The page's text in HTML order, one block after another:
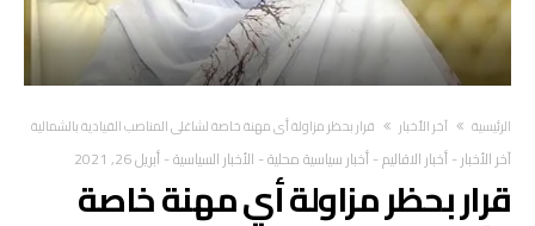
‫الرئيسية‬ آخر الأخبار قرار بحظر مزاولة أي مهنة خاصة لشاغلي المناصب القيادية بالشمالية
آخر الأخبار-أخبار الاقاليم-أخبار سياسية محلية- الأخبار السياسية-أبريل 26, 2021
قرار بحظر مزاولة أي مهنة خاصة